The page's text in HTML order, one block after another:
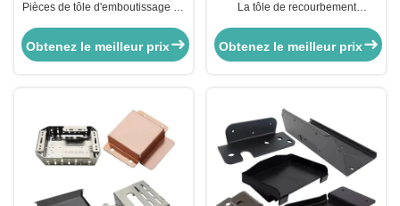
Pièces de tôle d'emboutissage de
anodisant l'aluminium en acier
Obtenez le meilleur prix
La tôle de recourbement
aluminium de tôle de clôture
Obtenez le meilleur prix